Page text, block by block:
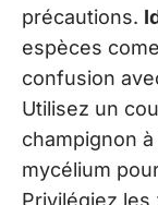
précautions.
espèces
confusion
Utilisez un
champignon
mycélium